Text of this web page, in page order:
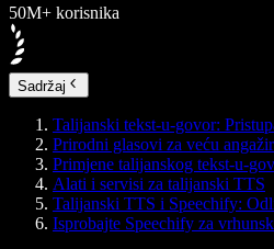
50M+ korisnika
Sadržaj
Talijanski tekst-u-govor:
Prirodni glasovi za veću
Primjene talijanskog tekst-u-
Alati i servisi za talijanski TTS
Talijanski TTS i Speechify:
Isprobajte Speechify za